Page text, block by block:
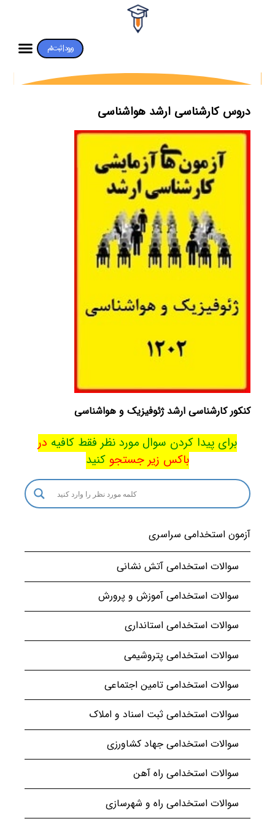
ورود | ثبت‌نام
دروس کارشناسی ارشد هواشناسی
کنکور کارشناسی ارشد ژئوفیزیک و هواشناسی
برای پیدا کردن سوال مورد نظر فقط کافیه در
باکس زیر جستجو کنید
آزمون استخدامی سراسری
سوالات استخدامی آتش نشانی
سوالات استخدامی آموزش و پرورش
سوالات استخدامی استانداری
سوالات استخدامی پتروشیمی
سوالات استخدامی تامین اجتماعی
سوالات استخدامی ثبت اسناد و املاک
سوالات استخدامی جهاد کشاورزی
سوالات استخدامی راه آهن
سوالات استخدامی راه و شهرسازی